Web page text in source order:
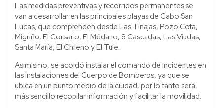
Las medidas preventivas y recorridos permanentes se
van a desarrollar en las principales playas de Cabo San
Lucas, que comprenden desde Las Tinajas, Pozo Cota,
Migriño, El Corsario, El Médano, 8 Cascadas, Las Viudas,
Santa María, El Chileno y El Tule.
Asimismo, se acordó instalar el comando de incidentes en
las instalaciones del Cuerpo de Bomberos, ya que se
ubica en un punto medio de la ciudad, por lo tanto será
más sencillo recopilar información y facilitar la movilidad.